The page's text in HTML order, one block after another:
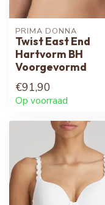
PRIMA DONNA
Twist East End
Hartvorm BH
Voorgevormd
€91,90
Op voorraad